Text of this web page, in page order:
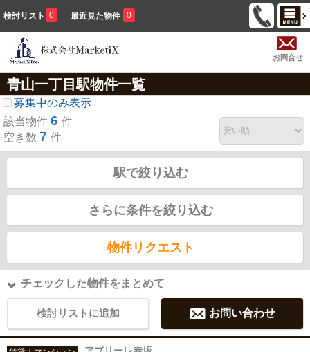
検討リスト 0 最近見た物件 0
お問合せ
青山一丁目駅物件一覧
募集中のみ表示
該当物件 6 件
空き数 7 件
駅で絞り込む
さらに条件を絞り込む
物件リクエスト
チェックした物件をまとめて
検討リストに追加 お問い合わせ